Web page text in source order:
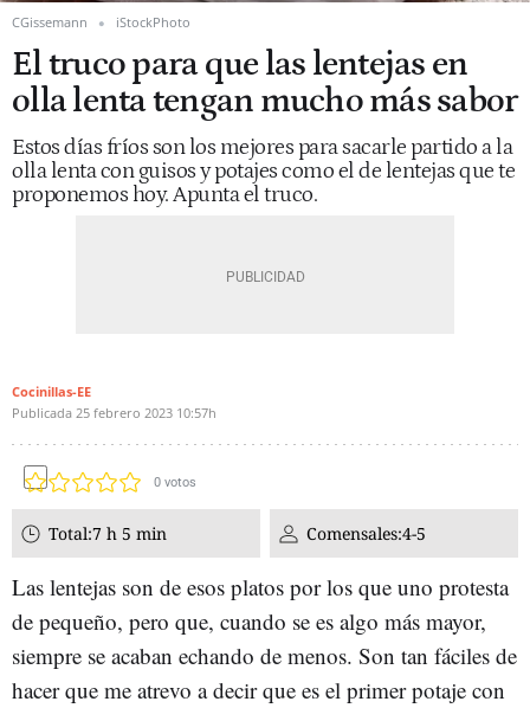
CGissemann iStockPhoto
El truco para que las lentejas en
olla lenta tengan mucho más sabor
Estos días fríos son los mejores para sacarle partido a la
olla lenta con guisos y potajes como el de lentejas que te
proponemos hoy. Apunta el truco.
Cocinillas-EE
Publicada 25 febrero 2023 10:57h
0 votos
Total:7 h 5 min Comensales:4-5
Las lentejas son de esos platos por los que uno protesta
de pequeño, pero que, cuando se es algo más mayor,
siempre se acaban echando de menos. Son tan fáciles de
hacer que me atrevo a decir que es el primer potaje con